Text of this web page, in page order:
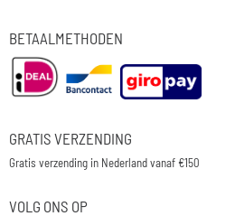
BETAALMETHODEN
GRATIS VERZENDING
Gratis verzending in Nederland vanaf €150
VOLG ONS OP